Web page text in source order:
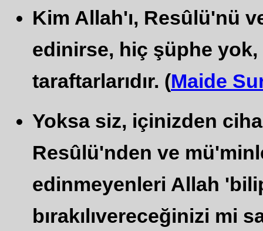
Kim Allah'ı, Resûlü'nü
edinirse, hiç şüphe
taraftarlarıdır. (Maide
Yoksa siz, içinizden
Resûlü'nden ve
edinmeyenleri Allah
bırakılıvereceğinizi mi